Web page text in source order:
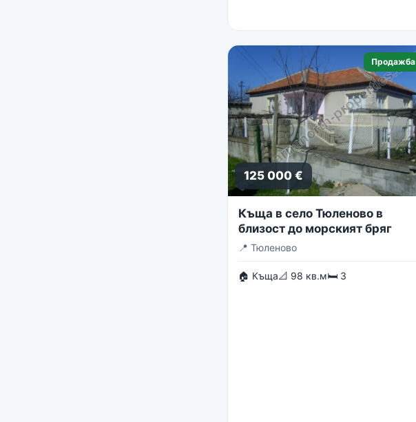
Продажба
125 000 €
Къща в село Тюленово в
близост до морският бряг
📍 Тюленово
🏠 Къща📐 98 кв.м🛏 3